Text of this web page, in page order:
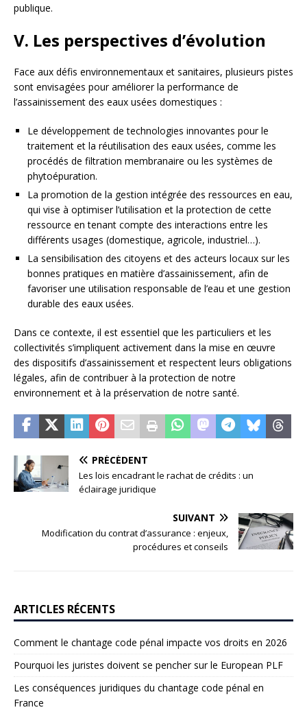
publique.
V. Les perspectives d’évolution
Face aux défis environnementaux et sanitaires, plusieurs pistes
sont envisagées pour améliorer la performance de
l’assainissement des eaux usées domestiques :
Le développement de technologies innovantes pour le
traitement et la réutilisation des eaux usées, comme les
procédés de filtration membranaire ou les systèmes de
phytoépuration.
La promotion de la gestion intégrée des ressources en eau,
qui vise à optimiser l’utilisation et la protection de cette
ressource en tenant compte des interactions entre les
différents usages (domestique, agricole, industriel…).
La sensibilisation des citoyens et des acteurs locaux sur les
bonnes pratiques en matière d’assainissement, afin de
favoriser une utilisation responsable de l’eau et une gestion
durable des eaux usées.
Dans ce contexte, il est essentiel que les particuliers et les
collectivités s’impliquent activement dans la mise en œuvre
des dispositifs d’assainissement et respectent leurs obligations
légales, afin de contribuer à la protection de notre
environnement et à la préservation de notre santé.
PRÉCÉDENT
Les lois encadrant le rachat de crédits : un
éclairage juridique
SUIVANT
Modification du contrat d’assurance : enjeux,
procédures et conseils
ARTICLES RÉCENTS
Comment le chantage code pénal impacte vos droits en 2026
Pourquoi les juristes doivent se pencher sur le European PLF
Les conséquences juridiques du chantage code pénal en
France